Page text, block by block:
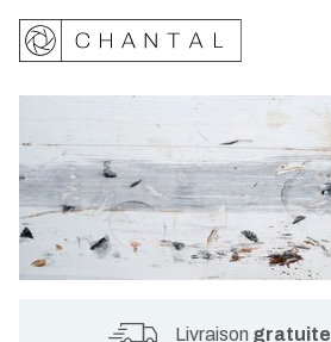
Livraison gratuite